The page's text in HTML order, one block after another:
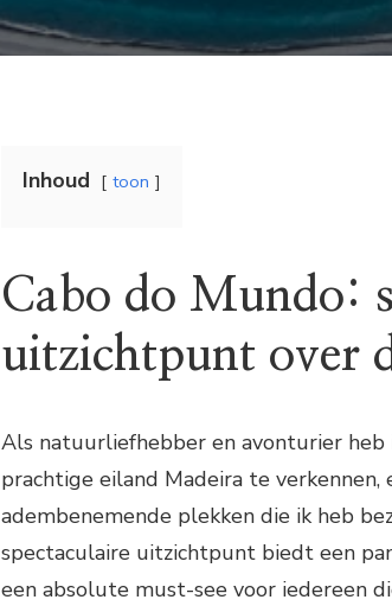
Inhoud toon
Cabo do Mundo:
uitzichtpunt over
Als natuurliefhebber en avonturier
prachtige eiland Madeira te verkennen,
adembenemende plekken die ik heb
spectaculaire uitzichtpunt biedt een
een absolute must-see voor iedereen